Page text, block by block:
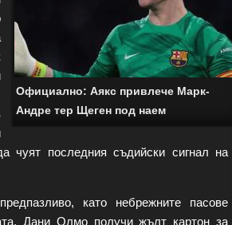
Официално: Аякс привлече Марк-
Андре тер Щеген под наем
чуят последния съдийски сигнал на
като небрежните пасове
Дани Олмо получи жълт картон за